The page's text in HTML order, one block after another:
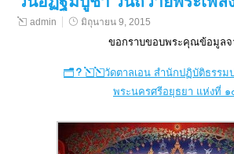
admin มิถุนายน 9, 2015
ขอกราบขอบพระคุณข้อมูลจ
วัดตาลเอน สำนักปฏิบัติธรรม
พระนครศรีอยุธยา แห่งที่